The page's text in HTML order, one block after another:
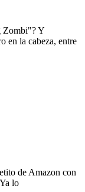
Zombi"? Y
en la cabeza, entre
de Amazon con
lo